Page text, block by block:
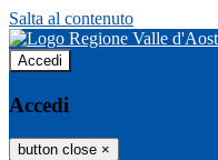
Salta al contenuto
Accedi
Accedi
button close ×